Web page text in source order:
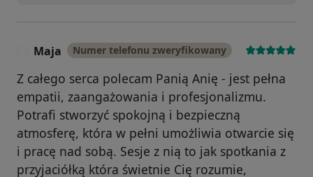
Maja Numer telefonu zweryfikowany
Z całego serca polecam Panią Anię - jest pełna
empatii, zaangażowania i profesjonalizmu.
Potrafi stworzyć spokojną i bezpieczną
atmosferę, która w pełni umożliwia otwarcie się
i pracę nad sobą. Sesje z nią to jak spotkania z
przyjaciółką która świetnie Cię rozumie,